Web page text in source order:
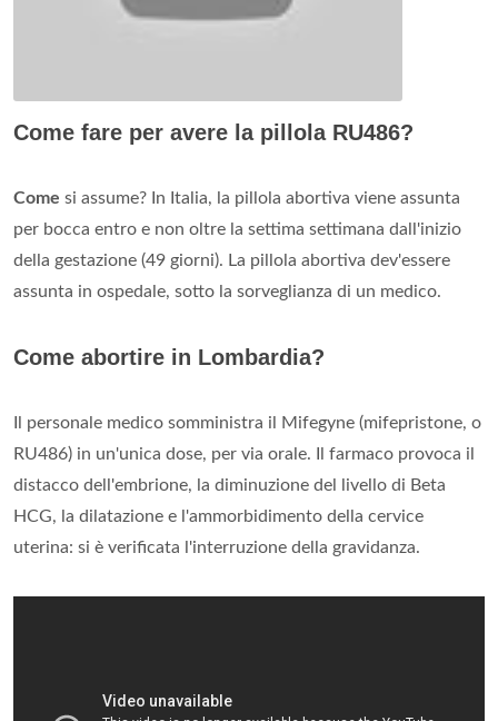
Come fare per avere la pillola RU486?
Come si assume? In Italia, la pillola abortiva viene assunta
per bocca entro e non oltre la settima settimana dall'inizio
della gestazione (49 giorni). La pillola abortiva dev'essere
assunta in ospedale, sotto la sorveglianza di un medico.
Come abortire in Lombardia?
Il personale medico somministra il Mifegyne (mifepristone, o
RU486) in un'unica dose, per via orale. Il farmaco provoca il
distacco dell'embrione, la diminuzione del livello di Beta
HCG, la dilatazione e l'ammorbidimento della cervice
uterina: si è verificata l'interruzione della gravidanza.